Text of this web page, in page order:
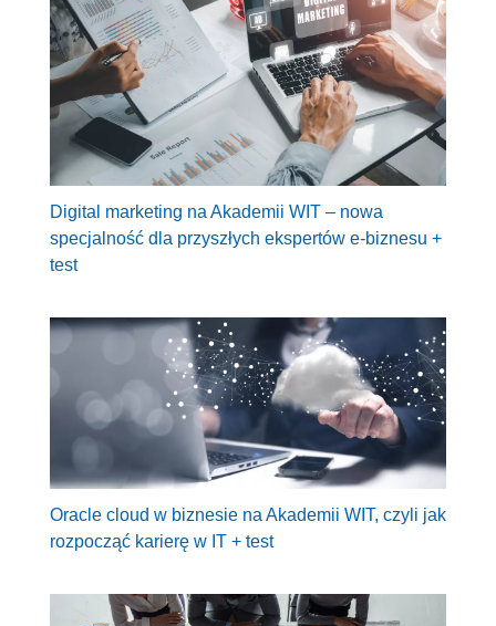
Digital marketing na Akademii WIT – nowa
specjalność dla przyszłych ekspertów e-biznesu +
test
Oracle cloud w biznesie na Akademii WIT, czyli jak
rozpocząć karierę w IT + test